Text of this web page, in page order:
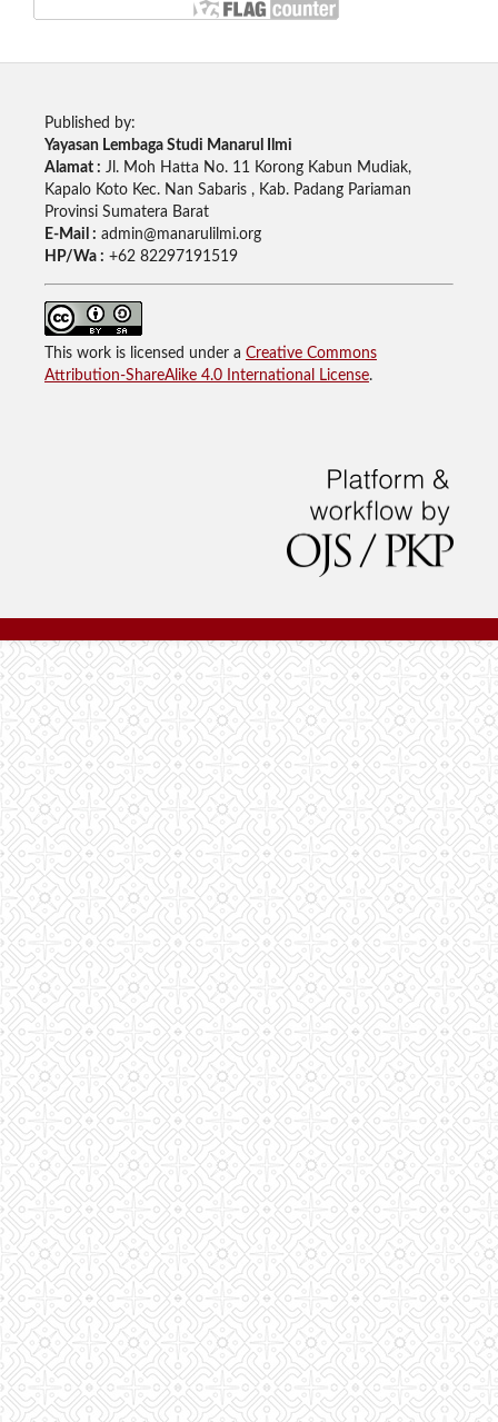
Published by:
Yayasan Lembaga Studi Manarul Ilmi
Alamat : Jl. Moh Hatta No. 11 Korong Kabun Mudiak,
Kapalo Koto Kec. Nan Sabaris , Kab. Padang Pariaman
Provinsi Sumatera Barat
E-Mail : admin@manarulilmi.org
HP/Wa : +62 82297191519
This work is licensed under a Creative Commons
Attribution-ShareAlike 4.0 International License.